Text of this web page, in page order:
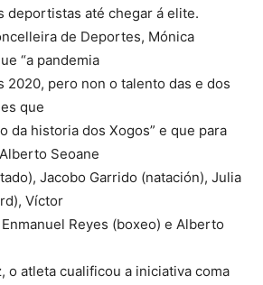
deportistas até chegar á elite.
de Deportes, Mónica
“a pandemia
2020, pero non o talento das e dos
que
da historia dos Xogos” e que para
Seoane
Jacobo Garrido (natación), Julia
Víctor
Reyes (boxeo) e Alberto
o atleta cualificou a iniciativa coma